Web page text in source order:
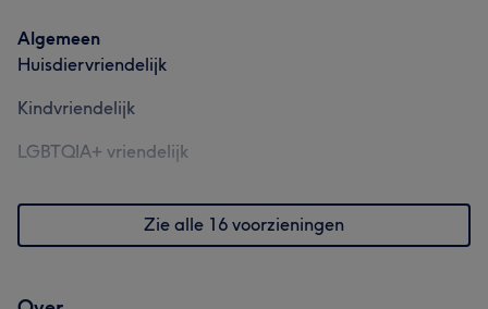
Algemeen
Huisdiervriendelijk
Kindvriendelijk
LGBTQIA+ vriendelijk
Zie alle 16 voorzieningen